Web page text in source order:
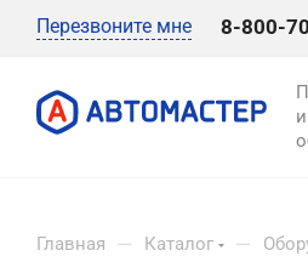
Перезвоните мне 8-800-
Главная — Каталог —